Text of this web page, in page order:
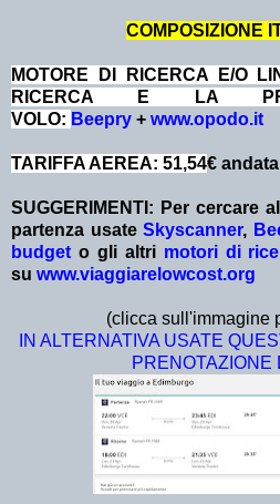
COMPOSIZIONE
MOTORE DI RICERCA E/O
RICERCA E LA
VOLO: Beepry + www.opodo.it
TARIFFA AEREA: 51,54€
SUGGERIMENTI: Per cercare
partenza usate Skyscanner,
budget o gli altri motori di
su www.viaggiarelowcost.org
(clicca sull'immagine
IN ALTERNATIVA USATE
PRENOTAZIONE